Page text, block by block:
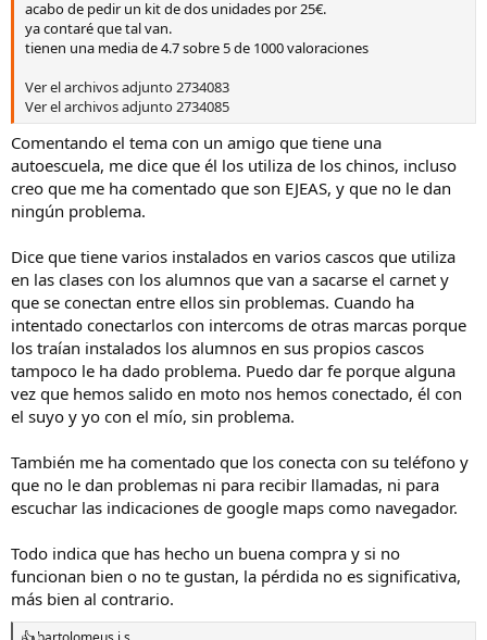
acabo de pedir un kit de dos unidades por 25€.
ya contaré que tal van.
tienen una media de 4.7 sobre 5 de 1000 valoraciones
Ver el archivos adjunto 2734083
Ver el archivos adjunto 2734085
Comentando el tema con un amigo que tiene una
autoescuela, me dice que él los utiliza de los chinos, incluso
creo que me ha comentado que son EJEAS, y que no le dan
ningún problema.
Dice que tiene varios instalados en varios cascos que utiliza
en las clases con los alumnos que van a sacarse el carnet y
que se conectan entre ellos sin problemas. Cuando ha
intentado conectarlos con intercoms de otras marcas porque
los traían instalados los alumnos en sus propios cascos
tampoco le ha dado problema. Puedo dar fe porque alguna
vez que hemos salido en moto nos hemos conectado, él con
el suyo y yo con el mío, sin problema.
También me ha comentado que los conecta con su teléfono y
que no le dan problemas ni para recibir llamadas, ni para
escuchar las indicaciones de google maps como navegador.
Todo indica que has hecho un buena compra y si no
funcionan bien o no te gustan, la pérdida no es significativa,
más bien al contrario.